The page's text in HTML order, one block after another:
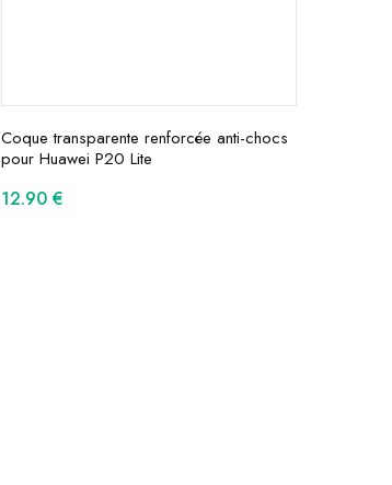
Coque transparente renforcée anti-chocs
pour Huawei P20 Lite
12.90 €